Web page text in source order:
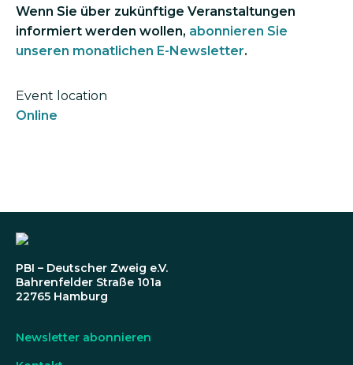
Wenn Sie über zukünftige Veranstaltungen
informiert werden wollen, abonnieren Sie
unseren monatlichen E-Newsletter.
Event location
Online
PBI – Deutscher Zweig e.V.
Bahrenfelder Straße 101a
22765 Hamburg
Newsletter abonnieren